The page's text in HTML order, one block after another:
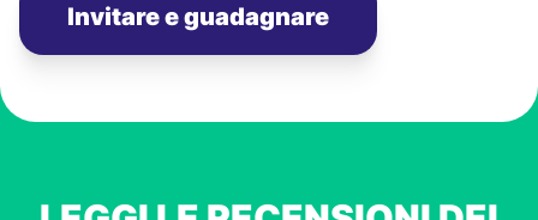
Invitare e guadagnare